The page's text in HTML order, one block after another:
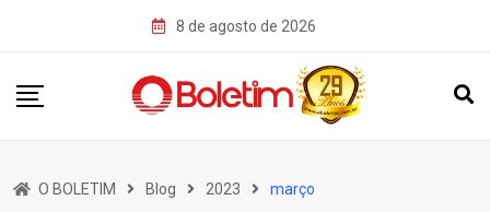
8 de agosto de 2026
O BOLETIM Blog 2023 março